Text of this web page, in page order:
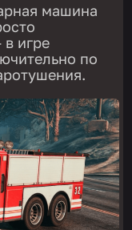
машина
в игре
по